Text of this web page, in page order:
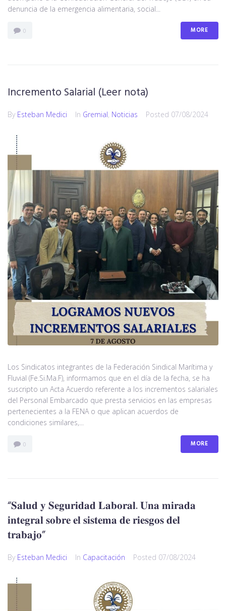
denuncia de la emergencia alimentaria, social...
0 MORE
Incremento Salarial (Leer nota)
By Esteban Medici In Gremial, Noticias Posted 07/08/2024
Los Sindicatos integrantes de la Federación Sindical Marítima y
Fluvial (Fe.Si.Ma.F), informamos que en el día de la fecha, se ha
suscripto un Acta Acuerdo referente a los incrementos salariales
del Personal Embarcado que presta servicios en las empresas
pertenecientes a la FENA o que aplican acuerdos de
condiciones similares,...
0 MORE
“𝐒𝐚𝐥𝐮𝐝 𝐲 𝐒𝐞𝐠𝐮𝐫𝐢𝐝𝐚𝐝 𝐋𝐚𝐛𝐨𝐫𝐚𝐥. 𝐔𝐧𝐚 𝐦𝐢𝐫𝐚𝐝𝐚
𝐢𝐧𝐭𝐞𝐠𝐫𝐚𝐥 𝐬𝐨𝐛𝐫𝐞 𝐞𝐥 𝐬𝐢𝐬𝐭𝐞𝐦𝐚 𝐝𝐞 𝐫𝐢𝐞𝐬𝐠𝐨𝐬 𝐝𝐞𝐥
𝐭𝐫𝐚𝐛𝐚𝐣𝐨”
By Esteban Medici In Capacitación Posted 07/08/2024